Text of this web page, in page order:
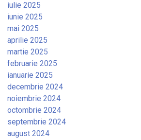
iulie 2025
iunie 2025
mai 2025
aprilie 2025
martie 2025
februarie 2025
ianuarie 2025
decembrie 2024
noiembrie 2024
octombrie 2024
septembrie 2024
august 2024